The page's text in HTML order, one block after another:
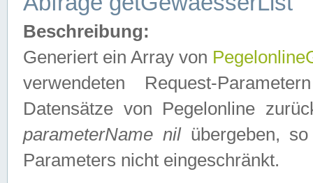
Beschreibung:
Generiert ein Array von
verwendeten Request-
Datensätze von Pegelonline
parameterName nilübergeben, so
Parameters nicht eingeschränkt.